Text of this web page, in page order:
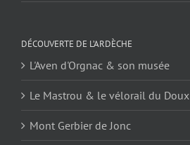
DÉCOUVERTE DE L’ARDÈCHE
L'Aven d'Orgnac & son musée
Le Mastrou & le vélorail du Doux
Mont Gerbier de Jonc